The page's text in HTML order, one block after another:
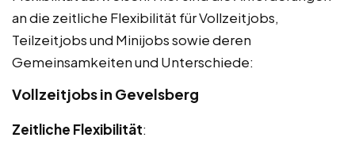
an die zeitliche Flexibilität für Vollzeitjobs,
Teilzeitjobs und Minijobs sowie deren
Gemeinsamkeiten und Unterschiede:
Vollzeitjobs in Gevelsberg
Zeitliche Flexibilität: